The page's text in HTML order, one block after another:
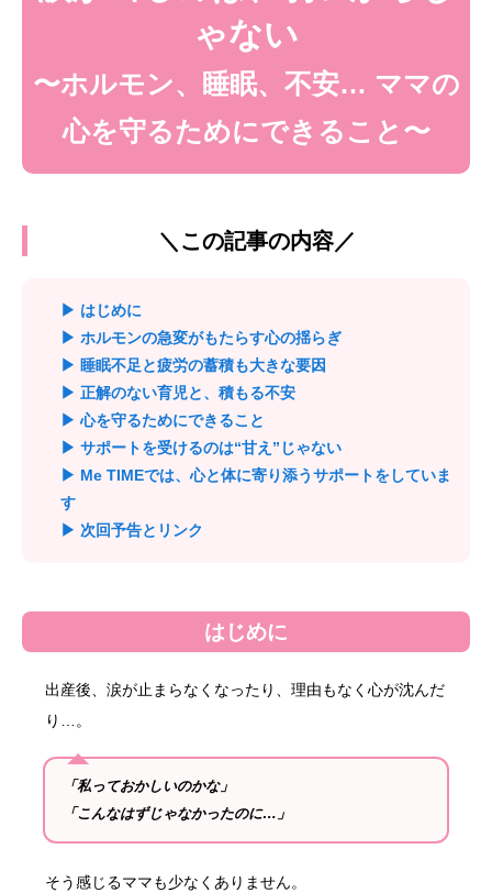
ゃない
〜ホルモン、睡眠、不安… ママの
心を守るためにできること〜
＼この記事の内容／
▶ はじめに
▶ ホルモンの急変がもたらす心の揺らぎ
▶ 睡眠不足と疲労の蓄積も大きな要因
▶ 正解のない育児と、積もる不安
▶ 心を守るためにできること
▶ サポートを受けるのは“甘え”じゃない
▶ Me TIMEでは、心と体に寄り添うサポートをしていま
す
▶ 次回予告とリンク
はじめに
出産後、涙が止まらなくなったり、理由もなく心が沈んだ
り…。
「私っておかしいのかな」
「こんなはずじゃなかったのに…」
そう感じるママも少なくありません。